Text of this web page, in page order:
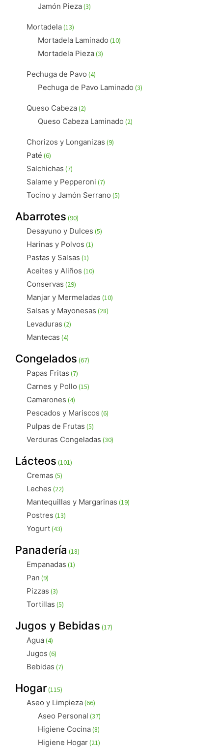
Jamón Pieza 33
Mortadela 1313
productos
Mortadela Laminado 1010
Mortadela Pieza 33
Pechuga de Pavo 44
productos
Pechuga de Pavo Laminado 33
Queso Cabeza 22
productos
Queso Cabeza Laminado 22
Chorizos y Longanizas 99
Paté 66
productos
Salchichas 77
productos
Salame y Pepperoni 77
productos
Tocino y Jamón Serrano 55
Abarrotes 9090
productos
Desayuno y Dulces 55
Harinas y Polvos 11
Pastas y Salsas 11
producto
Aceites y Aliños 1010
Conservas 2929
productos
Manjar y Mermeladas 1010
Salsas y Mayonesas 2828
Levaduras 22
Mantecas 44
Congelados 6767
productos
Papas Fritas 77
productos
Carnes y Pollo 1515
Camarones 44
productos
Pescados y Mariscos 66
Pulpas de Frutas 55
productos
Verduras Congeladas 3030
Lácteos 101101
productos
Cremas 55
productos
Leches 2222
productos
Mantequillas y Margarinas 1919
Postres 1313
Yogurt 4343
Panadería 1818
productos
Empanadas 11
Pan 99
productos
Pizzas 33
productos
Tortillas 55
Jugos y Bebidas 1717
productos
Agua 44
productos
Jugos 66
productos
Bebidas 77
Hogar 115115
productos
Aseo y Limpieza 6666
productos
Aseo Personal 3737
productos
Higiene Cocina 88
productos
Higiene Hogar 2121